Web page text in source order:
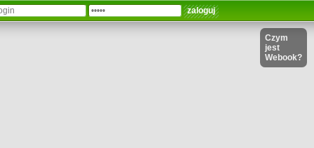
Czym
jest
Webook?